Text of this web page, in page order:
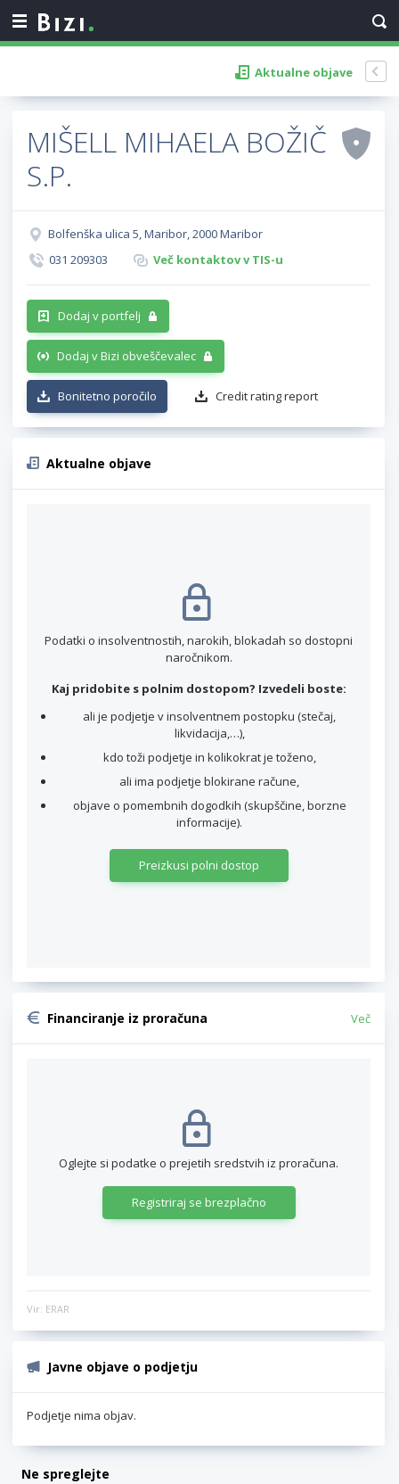
Aktualne objave
MIŠELL MIHAELA BOŽIČ
S.P.
Bolfenška ulica 5, Maribor, 2000 Maribor
031 209303
Več kontaktov v TIS-u
Dodaj v portfelj
Dodaj v Bizi obveščevalec
Bonitetno poročilo Credit rating report
Aktualne objave
Podatki o insolventnostih, narokih, blokadah so dostopni
naročnikom.
Kaj pridobite s polnim dostopom? Izvedeli boste:
ali je podjetje v insolventnem postopku (stečaj,
likvidacija,…),
kdo toži podjetje in kolikokrat je toženo,
ali ima podjetje blokirane račune,
objave o pomembnih dogodkih (skupščine, borzne
informacije).
Preizkusi polni dostop
Financiranje iz proračuna Več
Oglejte si podatke o prejetih sredstvih iz proračuna.
Registriraj se brezplačno
Vir: ERAR
Javne objave o podjetju
Podjetje nima objav.
Ne spreglejte